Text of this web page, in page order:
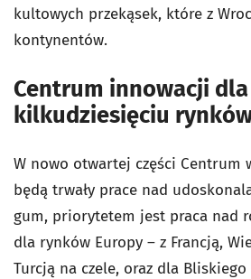
kultowych przekąsek, które z
kontynentów.
Centrum innowacji dla
kilkudziesięciu
W nowo otwartej części Centrum
będą trwały prace nad
gum, priorytetem jest praca nad
dla rynków Europy – z Francją,
Turcją na czele, oraz dla